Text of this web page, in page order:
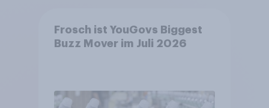
Frosch ist YouGovs Biggest
Buzz Mover im Juli 2026